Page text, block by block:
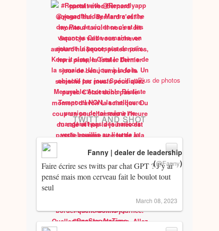
Plus de photos
TWITT AND SHOT
Faire écrire ses twitts par chat GPT ? J’y ai
pensé mais mon cerveau fait le boulot tout
seul
Fanny | dealer de leadership
(@Fanny)
March 08, 2023